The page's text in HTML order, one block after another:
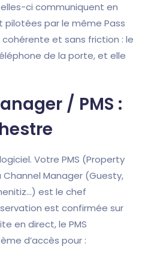
ci communiquent en
pilotées par le même Pass
cohérente et sans friction : le
de la porte, et elle
/ PMS :
Votre PMS (Property
Manager (Guesty,
est le chef
est confirmée sur
en direct, le PMS
d’accès pour :